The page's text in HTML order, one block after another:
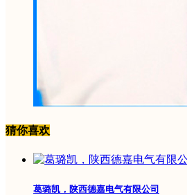
猜你喜欢
葛璐凯，陕西德嘉电气有限公司